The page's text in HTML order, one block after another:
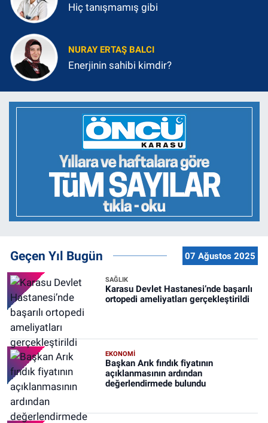
Hiç tanışmamış gibi
NURAY ERTAŞ BALCI
Enerjinin sahibi kimdir?
Geçen Yıl Bugün 07 Ağustos 2025
SAĞLIK
Karasu Devlet Hastanesi’nde başarılı
ortopedi ameliyatları gerçekleştirildi
EKONOMİ
Başkan Arık fındık fiyatının
açıklanmasının ardından
değerlendirmede bulundu